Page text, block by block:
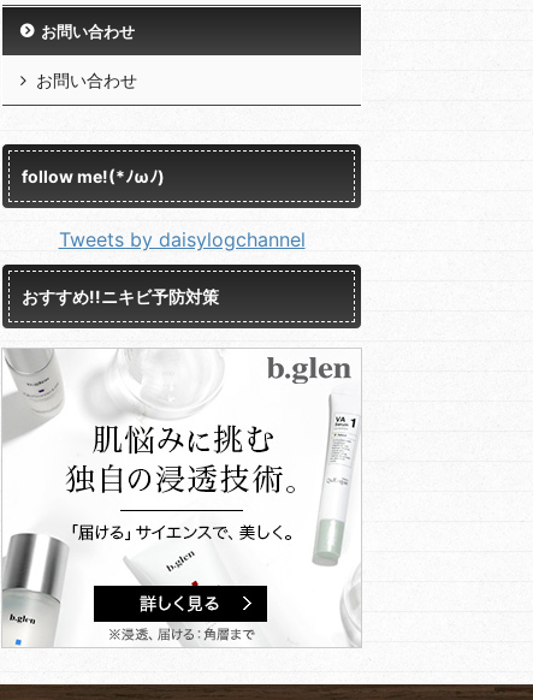
お問い合わせ
お問い合わせ
follow me!(*ﾉωﾉ)
Tweets by daisylogchannel
おすすめ!!ニキビ予防対策